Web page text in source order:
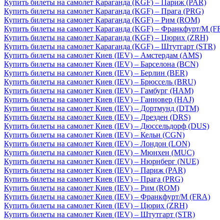
Купить билеты на самолет Караганда (KGF) – Париж (PAR)
Купить билеты на самолет Караганда (KGF) – Прага (PRG)
Купить билеты на самолет Караганда (KGF) – Рим (ROM)
Купить билеты на самолет Караганда (KGF) – Франкфурт/М
Купить билеты на самолет Караганда (KGF) – Цюрих (ZRH)
Купить билеты на самолет Караганда (KGF) – Штутгарт (STR)
Купить билеты на самолет Киев (IEV) – Амстердам (AMS)
Купить билеты на самолет Киев (IEV) – Барселона (BCN)
Купить билеты на самолет Киев (IEV) – Берлин (BER)
Купить билеты на самолет Киев (IEV) – Брюссель (BRU)
Купить билеты на самолет Киев (IEV) – Гамбург (HAM)
Купить билеты на самолет Киев (IEV) – Ганновер (HAJ)
Купить билеты на самолет Киев (IEV) – Дортмунд (DTM)
Купить билеты на самолет Киев (IEV) – Дрезден (DRS)
Купить билеты на самолет Киев (IEV) – Дюссельдорф (DUS)
Купить билеты на самолет Киев (IEV) – Кельн (CGN)
Купить билеты на самолет Киев (IEV) – Лондон (LON)
Купить билеты на самолет Киев (IEV) – Мюнхен (MUC)
Купить билеты на самолет Киев (IEV) – Нюрнберг (NUE)
Купить билеты на самолет Киев (IEV) – Париж (PAR)
Купить билеты на самолет Киев (IEV) – Прага (PRG)
Купить билеты на самолет Киев (IEV) – Рим (ROM)
Купить билеты на самолет Киев (IEV) – Франкфурт/М (FRA)
Купить билеты на самолет Киев (IEV) – Цюрих (ZRH)
Купить билеты на самолет Киев (IEV) – Штутгарт (STR)